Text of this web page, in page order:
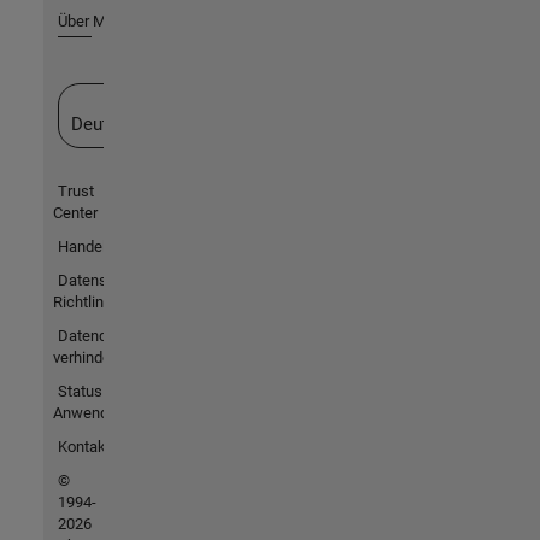
Über MathWorks
Deutschland
Trust
Center
Handelsmarken
Datenschutz-
Richtlinien
Datendiebstahl
verhindern
Status von
Anwendungen
Kontakt
©
1994-
2026